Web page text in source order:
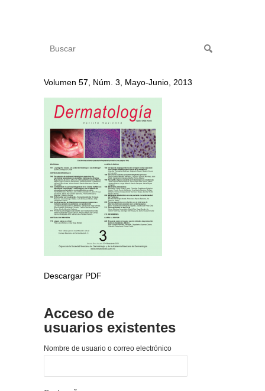
Volumen 57, Núm. 3, Mayo-Junio, 2013
Descargar PDF
Acceso de
usuarios existentes
Nombre de usuario o correo electrónico